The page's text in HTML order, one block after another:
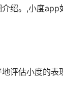
绍。,小度
评估小度的表